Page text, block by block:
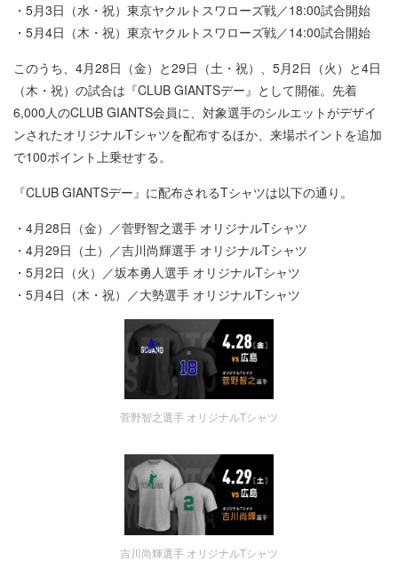
・5月3日（水・祝）東京ヤクルトスワローズ戦／18:00試合開始
・5月4日（木・祝）東京ヤクルトスワローズ戦／14:00試合開始
このうち、4月28日（金）と29日（土・祝）、5月2日（火）と4日
（木・祝）の試合は『CLUB GIANTSデー』として開催。先着
6,000人のCLUB GIANTS会員に、対象選手のシルエットがデザイ
ンされたオリジナルTシャツを配布するほか、来場ポイントを追加
で100ポイント上乗せする。
『CLUB GIANTSデー』に配布されるTシャツは以下の通り。
・4月28日（金）／菅野智之選手 オリジナルTシャツ
・4月29日（土）／吉川尚輝選手 オリジナルTシャツ
・5月2日（火）／坂本勇人選手 オリジナルTシャツ
・5月4日（木・祝）／大勢選手 オリジナルTシャツ
菅野智之選手 オリジナルTシャツ
吉川尚輝選手 オリジナルTシャツ